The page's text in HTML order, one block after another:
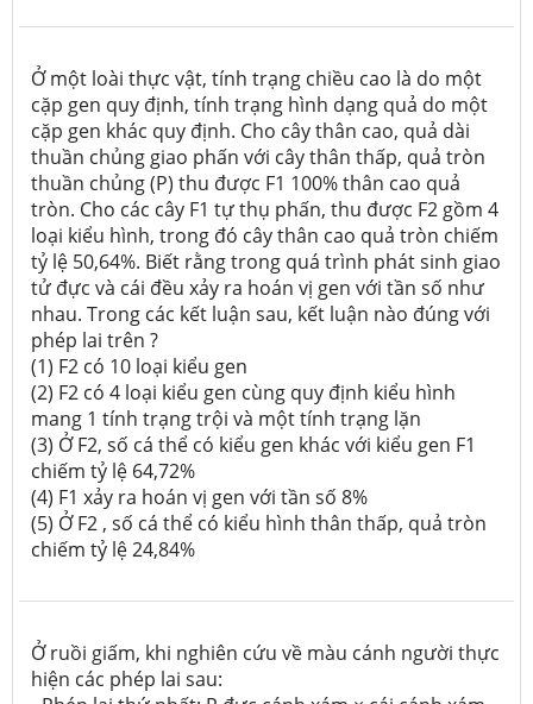
Ở một loài thực vật, tính trạng chiều cao là do một
cặp gen quy định, tính trạng hình dạng quả do một
cặp gen khác quy định. Cho cây thân cao, quả dài
thuần chủng giao phấn với cây thân thấp, quả tròn
thuần chủng (P) thu được F1 100% thân cao quả
tròn. Cho các cây F1 tự thụ phấn, thu được F2 gồm 4
loại kiểu hình, trong đó cây thân cao quả tròn chiếm
tỷ lệ 50,64%. Biết rằng trong quá trình phát sinh giao
tử đực và cái đều xảy ra hoán vị gen với tần số như
nhau. Trong các kết luận sau, kết luận nào đúng với
phép lai trên ?
(1) F2 có 10 loại kiểu gen
(2) F2 có 4 loại kiểu gen cùng quy định kiểu hình
mang 1 tính trạng trội và một tính trạng lặn
(3) Ở F2, số cá thể có kiểu gen khác với kiểu gen F1
chiếm tỷ lệ 64,72%
(4) F1 xảy ra hoán vị gen với tần số 8%
(5) Ở F2 , số cá thể có kiểu hình thân thấp, quả tròn
chiếm tỷ lệ 24,84%
Ở ruồi giấm, khi nghiên cứu về màu cánh người thực
hiện các phép lai sau: